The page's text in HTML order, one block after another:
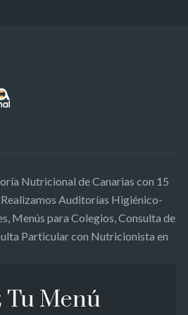
Nutricional de Canarias con 15
Auditorías Higiénico-
Menús para Colegios, Consulta de
Particular con Nutricionista en
Tu Menú